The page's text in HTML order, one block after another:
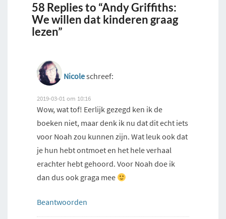
58 Replies to “Andy Griffiths:
We willen dat kinderen graag
lezen”
Nicoleschreef:
2019-03-01 om 10:16
Wow, wat tof! Eerlijk gezegd ken ik de
boeken niet, maar denk ik nu dat dit echt iets
voor Noah zou kunnen zijn. Wat leuk ook dat
je hun hebt ontmoet en het hele verhaal
erachter hebt gehoord. Voor Noah doe ik
dan dus ook graga mee
Beantwoorden